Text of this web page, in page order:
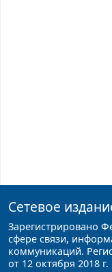
Сетевое
Зарегистрировано
сфере связи,
коммуникаций.
от 12 октября 2018 г.